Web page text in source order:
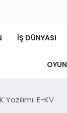
İŞ DÜNYASI
OYUN
E-KV